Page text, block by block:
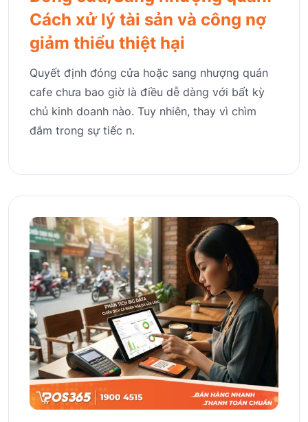
Cách xử lý tài sản và công nợ
giảm thiểu thiệt hại
Quyết định đóng cửa hoặc sang nhượng quán
cafe chưa bao giờ là điều dễ dàng với bất kỳ
chủ kinh doanh nào. Tuy nhiên, thay vì chìm
đắm trong sự tiếc n.